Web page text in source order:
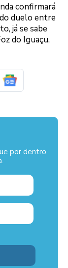
confirmará
duelo entre
já se sabe
do Iguaçu,
por dentro